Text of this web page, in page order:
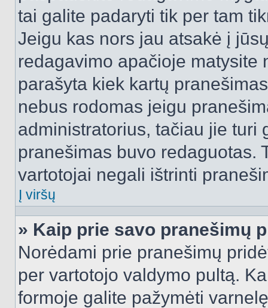
tai galite padaryti tik per tam
Jeigu kas nors jau atsakė į
redagavimo apačioje matysite
parašyta kiek kartų
nebus rodomas jeigu
administratorius, tačiau jie turi
pranešimas buvo redaguotas.
vartotojai negali ištrinti
Į viršų
» Kaip prie savo pranešimų
Norėdami prie pranešimų
per vartotojo valdymo pultą.
formoje galite pažymėti